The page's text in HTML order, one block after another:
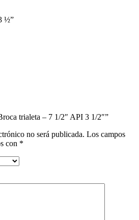
½”
trialeta – 7 1/2″ API 3 1/2″”
no será publicada. Los campos
con *